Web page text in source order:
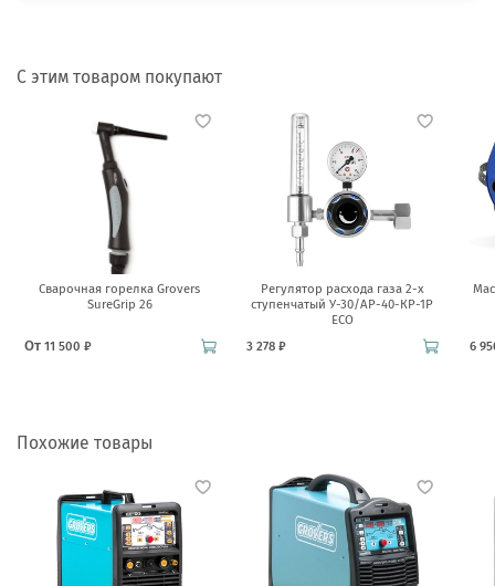
С этим товаром покупают
Сварочная горелка Grovers
SureGrip 26
От 11 500 ₽
Регулятор расхода газа 2-х
ступенчатый У-30/АР-40-КР-1Р
ECO
3 278 ₽
6
Похожие товары